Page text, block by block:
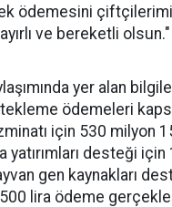
ödemesini
ve bereketli
yer alan
ödemeleri
için 530 milyon
yatırımları desteği
gen kaynakları
lira ödeme